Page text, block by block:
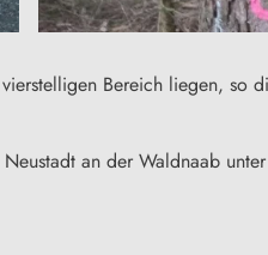
Bereich liegen, so
an der Waldnaab